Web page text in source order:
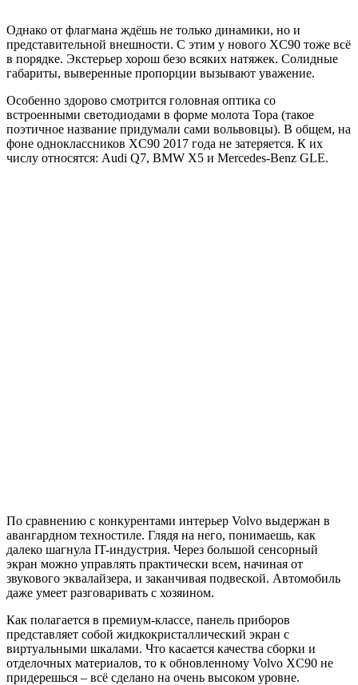
Однако от флагмана ждёшь не только динамики, но и
представительной внешности. С этим у нового XC90 тоже всё
в порядке. Экстерьер хорош безо всяких натяжек. Солидные
габариты, выверенные пропорции вызывают уважение.
Особенно здорово смотрится головная оптика со
встроенными светодиодами в форме молота Тора (такое
поэтичное название придумали сами вольвовцы). В общем, на
фоне одноклассников XC90 2017 года не затеряется. К их
числу относятся: Audi Q7, BMW X5 и Mercedes-Benz GLE.
По сравнению с конкурентами интерьер Volvo выдержан в
авангардном техностиле. Глядя на него, понимаешь, как
далеко шагнула IT-индустрия. Через большой сенсорный
экран можно управлять практически всем, начиная от
звукового эквалайзера, и заканчивая подвеской. Автомобиль
даже умеет разговаривать с хозяином.
Как полагается в премиум-классе, панель приборов
представляет собой жидкокристаллический экран с
виртуальными шкалами. Что касается качества сборки и
отделочных материалов, то к обновленному Volvo XC90 не
придерешься – всё сделано на очень высоком уровне.